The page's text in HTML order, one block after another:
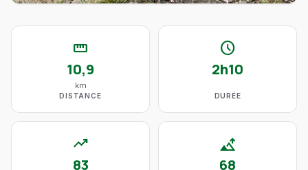
straighten
10,9
km
DISTANCE
schedule
2h10
DURÉE
trending_up
83
altitude
68